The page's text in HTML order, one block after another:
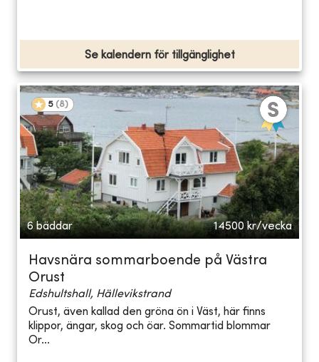
Se kalendern för tillgänglighet
5 (8)
6 bäddar 14500 kr/vecka
Havsnära sommarboende på Västra
Orust
Edshultshall, Hällevikstrand
Orust, även kallad den gröna ön i Väst, här finns
klippor, ängar, skog och öar. Sommartid blommar
Or...